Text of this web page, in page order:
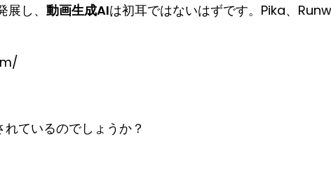
し、 動画生成AIは初耳ではないはずです。Pika、
ているのでしょうか？